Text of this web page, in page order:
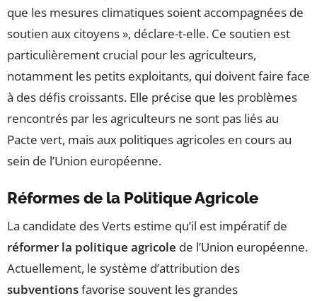
que les mesures climatiques soient accompagnées de
soutien aux citoyens », déclare-t-elle. Ce soutien est
particulièrement crucial pour les agriculteurs,
notamment les petits exploitants, qui doivent faire face
à des défis croissants. Elle précise que les problèmes
rencontrés par les agriculteurs ne sont pas liés au
Pacte vert, mais aux politiques agricoles en cours au
sein de l’Union européenne.
Réformes de la Politique Agricole
La candidate des Verts estime qu’il est impératif de
réformer la politique agricole de l’Union européenne.
Actuellement, le système d’attribution des
subventionsfavorise souvent les grandes